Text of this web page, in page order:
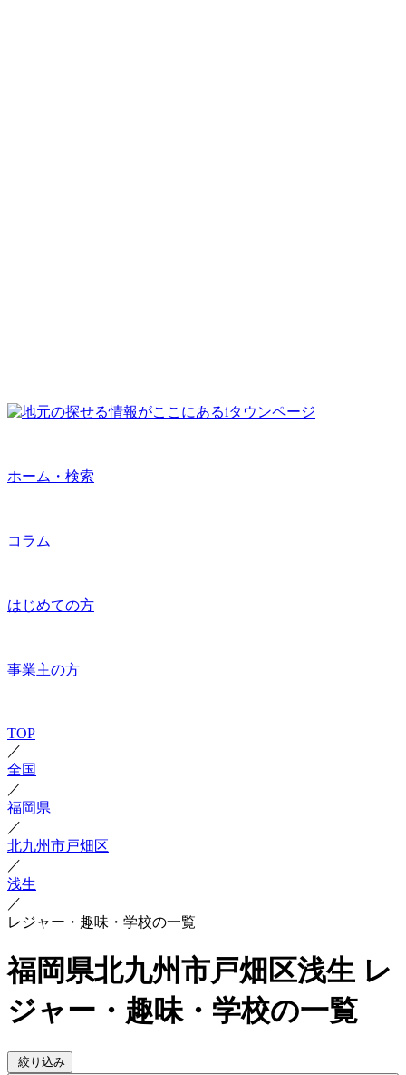
ホーム・検索
コラム
はじめての方
事業主の方
TOP
／
全国
／
福岡県
／
北九州市戸畑区
／
浅生
／
レジャー・趣味・学校の一覧
福岡県北九州市戸畑区浅生 レ
ジャー・趣味・学校の一覧
絞り込み